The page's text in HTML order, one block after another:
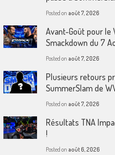
Posted on août 7, 2026
Avant-Goût pour le
Smackdown du 7
Posted on août 7, 2026
Plusieurs retours
SummerSlam de
Posted on août 7, 2026
Résultats TNA
!
Posted on août 6, 2026